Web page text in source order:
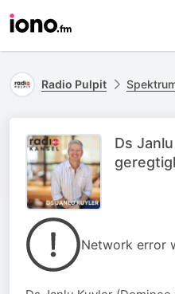
Radio Pulpit
Ds
Network error